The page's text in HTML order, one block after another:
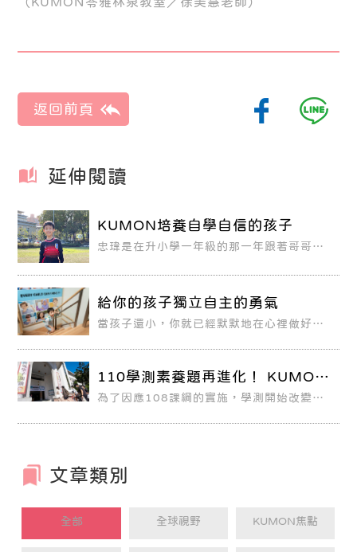
延伸閱讀
KUMON培養自學自信的孩子
忠瑋是在升小學一年級的那一年跟著哥哥一
非常優秀。
給你的孩子獨立自主的勇氣
當孩子還小，你就已經默默地在心裡做好準
滋有味。
110學測素養題再進化！ KUMON
培養跨科統整能力
為了因應108課綱的實施，學測開始改變出
文章類別
全部 全球視野 KUMON焦點